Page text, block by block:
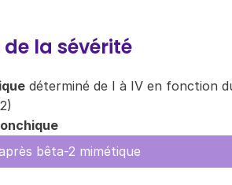
la sévérité
déterminé de I à IV en fonction
bêta-2 mimétique